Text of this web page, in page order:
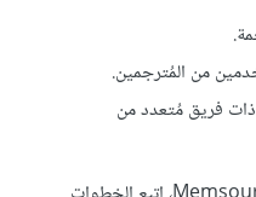
من المُترجمين.
ذات فريق مُتعدد من